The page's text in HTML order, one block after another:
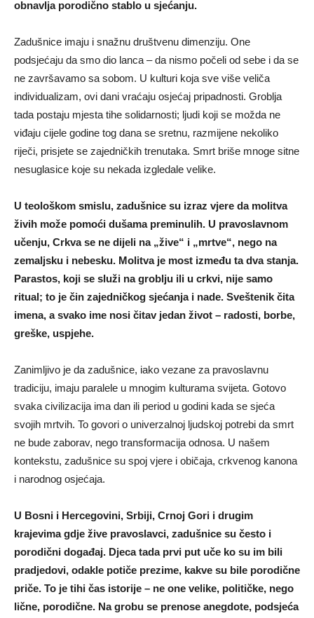
obnavlja porodično stablo u sjećanju.
Zadušnice imaju i snažnu društvenu dimenziju. One
podsjećaju da smo dio lanca – da nismo počeli od sebe i da se
ne završavamo sa sobom. U kulturi koja sve više veliča
individualizam, ovi dani vraćaju osjećaj pripadnosti. Groblja
tada postaju mjesta tihe solidarnosti; ljudi koji se možda ne
viđaju cijele godine tog dana se sretnu, razmijene nekoliko
riječi, prisjete se zajedničkih trenutaka. Smrt briše mnoge sitne
nesuglasice koje su nekada izgledale velike.
U teološkom smislu, zadušnice su izraz vjere da molitva
živih može pomoći dušama preminulih. U pravoslavnom
učenju, Crkva se ne dijeli na „žive“ i „mrtve“, nego na
zemaljsku i nebesku. Molitva je most između ta dva stanja.
Parastos, koji se služi na groblju ili u crkvi, nije samo
ritual; to je čin zajedničkog sjećanja i nade. Sveštenik čita
imena, a svako ime nosi čitav jedan život – radosti, borbe,
greške, uspjehe.
Zanimljivo je da zadušnice, iako vezane za pravoslavnu
tradiciju, imaju paralele u mnogim kulturama svijeta. Gotovo
svaka civilizacija ima dan ili period u godini kada se sjeća
svojih mrtvih. To govori o univerzalnoj ljudskoj potrebi da smrt
ne bude zaborav, nego transformacija odnosa. U našem
kontekstu, zadušnice su spoj vjere i običaja, crkvenog kanona
i narodnog osjećaja.
U Bosni i Hercegovini, Srbiji, Crnoj Gori i drugim
krajevima gdje žive pravoslavci, zadušnice su često i
porodični događaj. Djeca tada prvi put uče ko su im bili
pradjedovi, odakle potiče prezime, kakve su bile porodične
priče. To je tihi čas istorije – ne one velike, političke, nego
lične, porodične. Na grobu se prenose anegdote, podsjeća